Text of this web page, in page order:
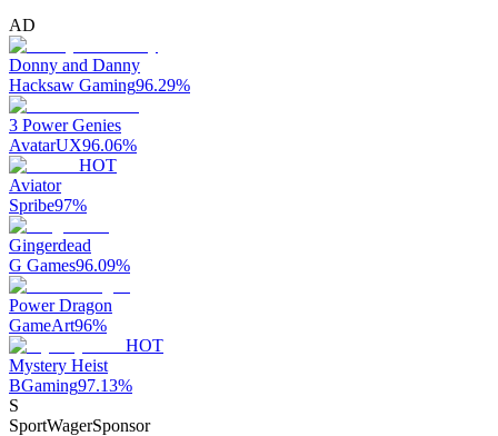
AD
Donny and Danny
Hacksaw Gaming96.29%
3 Power Genies
AvatarUX96.06%
HOT
Aviator
Spribe97%
Gingerdead
G Games96.09%
Power Dragon
GameArt96%
HOT
Mystery Heist
BGaming97.13%
S
SportWagerSponsor